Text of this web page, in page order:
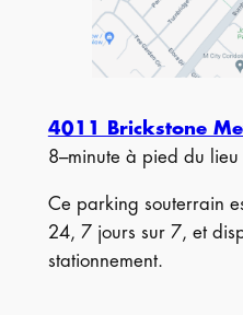
4011 Brickstone
8–minute à pied du lieu
Ce parking souterrain
24, 7 jours sur 7, et
stationnement.